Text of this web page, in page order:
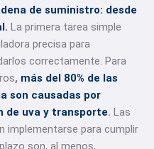
de suministro: desde
La primera tarea simple
precisa para
correctamente. Para
, más del 80% de las
son causadas por
de uva y transporte. Las
implementarse para cumplir
son, al menos,